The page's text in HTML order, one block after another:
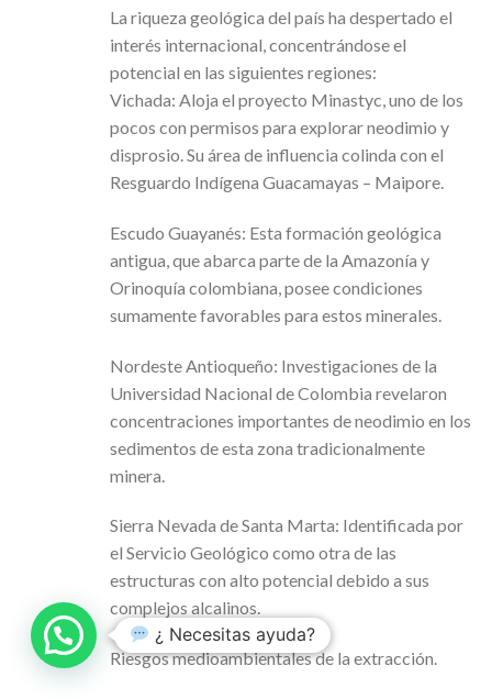
La riqueza geológica del país ha despertado el
interés internacional, concentrándose el
potencial en las siguientes regiones:
Vichada: Aloja el proyecto Minastyc, uno de los
pocos con permisos para explorar neodimio y
disprosio. Su área de influencia colinda con el
Resguardo Indígena Guacamayas – Maipore.
Escudo Guayanés: Esta formación geológica
antigua, que abarca parte de la Amazonía y
Orinoquía colombiana, posee condiciones
sumamente favorables para estos minerales.
Nordeste Antioqueño: Investigaciones de la
Universidad Nacional de Colombia revelaron
concentraciones importantes de neodimio en los
sedimentos de esta zona tradicionalmente
minera.
Sierra Nevada de Santa Marta: Identificada por
el Servicio Geológico como otra de las
estructuras con alto potencial debido a sus
complejos alcalinos.
Riesgos medioambientales de la extracción.
¿ Necesitas ayuda?